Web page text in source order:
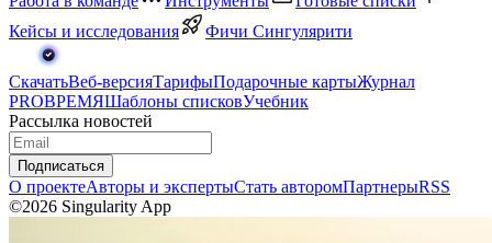
Кейсы и исследования
Фичи Сингулярити
СкачатьВеб-версияТарифыПодарочные картыЖурнал
PROВРЕМЯШаблоны списковУчебник
Рассылка новостей
Подписаться
О проектеАвторы и экспертыСтать авторомПартнерыRSS
©2026 Singularity App